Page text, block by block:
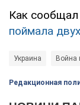
Как сообщал
поймала
Украина Война
Редакционная